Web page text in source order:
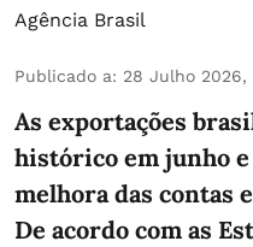
Agência Brasil
Publicado a: 28 Julho 2026,
As exportações
histórico em junho
melhora das contas
De acordo com as